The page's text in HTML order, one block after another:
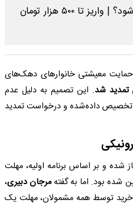
حمایت معیشتی خانوارهای دهک‌های
تمدید شد. این تصمیم به دلیل عدم
تخصیص داده‌شده و درخواست تمدید
شده و بر اساس برنامه اولیه، مهلت
شده بود. اما به گفتهمرجان دبیری،
توسط همه مشمولان، مهلت یک